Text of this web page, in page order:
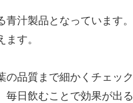
汁製品となっています。
す。
の品質まで細かくチェック
毎日飲むことで効果が出る